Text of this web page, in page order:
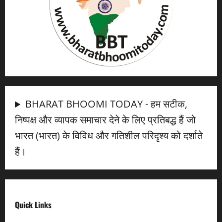
BHARAT BHOOMI TODAY - हम सटीक,
निष्पक्ष और व्यापक समाचार देने के लिए प्रतिबद्ध हैं जो
भारत (भारत) के विविध और गतिशील परिदृश्य को दर्शाते
हैं।
Quick Links